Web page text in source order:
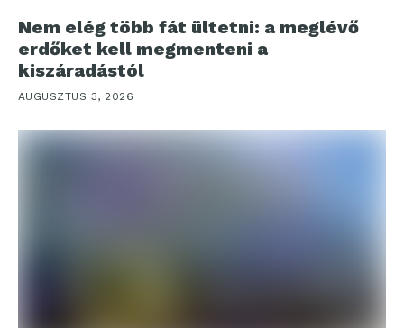
Nem elég több fát ültetni: a meglévő
erdőket kell megmenteni a
kiszáradástól
AUGUSZTUS 3, 2026